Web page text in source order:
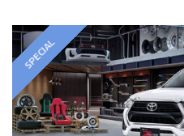
SPECIAL